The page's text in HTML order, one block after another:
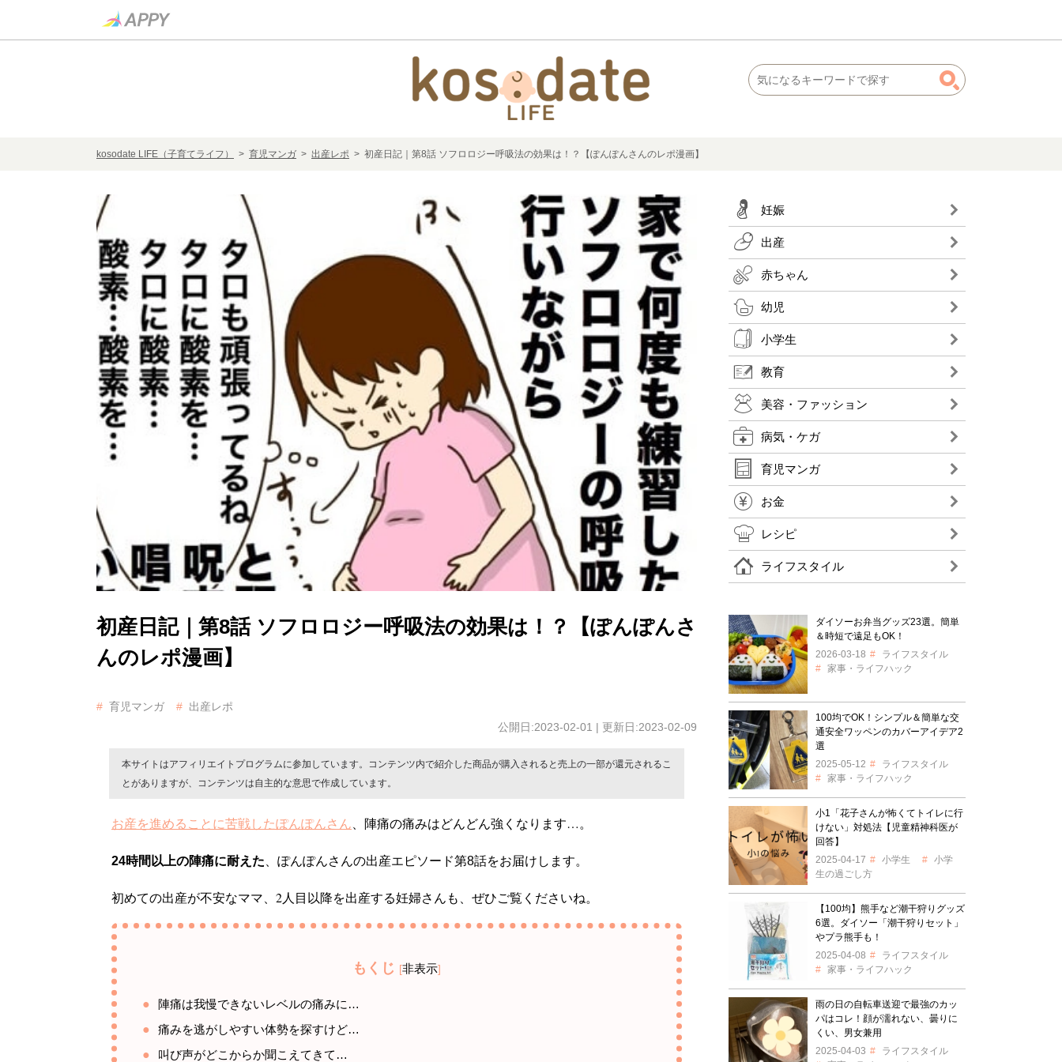
kosodate LIFE（子育てライフ） > 育児マンガ > 出産レポ > 初産日記｜第8話 ソフロロジー呼吸法の効果は！？【ぽんぽんさんのレポ漫画】
初産日記｜第8話 ソフロロジー呼吸法の効果は！？【ぽんぽんさ
んのレポ漫画】
育児マンガ
出産レポ
公開日:2023-02-01 | 更新日:2023-02-09
本サイトはアフィリエイトプログラムに参加しています。コンテンツ内で紹介した商品が購入されると売上の一部が還元されるこ
とがありますが、コンテンツは自主的な意思で作成しています。
お産を進めることに苦戦したぽんぽんさん 、陣痛の痛みはどんどん強くなります…。
24時間以上の陣痛に耐えた 、ぽんぽんさんの出産エピソード第8話をお届けします。
初めての出産が不安なママ、2人目以降を出産する妊婦さんも、ぜひご覧くださいね。
もくじ [非表示]
陣痛は我慢できないレベルの痛みに…
痛みを逃がしやすい体勢を探すけど…
叫び声がどこからか聞こえてきて…
妊娠
出産
赤ちゃん
幼児
小学生
教育
美容・ファッション
病気・ケガ
育児マンガ
お金
レシピ
ライフスタイル
ダイソーお弁当グッズ23選。簡単
＆時短で遠足もOK！
2026-03-18
ライフスタイル
家事・ライフハック
100均でOK！シンプル＆簡単な交
通安全ワッペンのカバーアイデア2
選
2025-05-12
ライフスタイル
家事・ライフハック
小1「花子さんが怖くてトイレに行
けない」対処法【児童精神科医が
回答】
2025-04-17
小学生
小学
生の過ごし方
【100均】熊手など潮干狩りグッズ
6選。ダイソー「潮干狩りセット」
やプラ熊手も！
2025-04-08
ライフスタイル
家事・ライフハック
雨の日の自転車送迎で最強のカッ
パはコレ！顔が濡れない、曇りに
くい、男女兼用
2025-04-03
ライフスタイル